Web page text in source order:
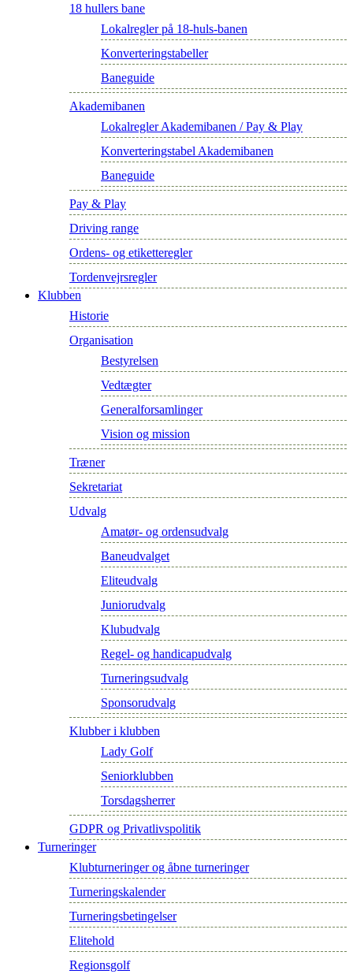
18 hullers bane
Lokalregler på 18-huls-banen
Konverteringstabeller
Baneguide
Akademibanen
Lokalregler Akademibanen / Pay & Play
Konverteringstabel Akademibanen
Baneguide
Pay & Play
Driving range
Ordens- og etiketteregler
Tordenvejrsregler
Klubben
Historie
Organisation
Bestyrelsen
Vedtægter
Generalforsamlinger
Vision og mission
Træner
Sekretariat
Udvalg
Amatør- og ordensudvalg
Baneudvalget
Eliteudvalg
Juniorudvalg
Klubudvalg
Regel- og handicapudvalg
Turneringsudvalg
Sponsorudvalg
Klubber i klubben
Lady Golf
Seniorklubben
Torsdagsherrer
GDPR og Privatlivspolitik
Turneringer
Klubturneringer og åbne turneringer
Turneringskalender
Turneringsbetingelser
Elitehold
Regionsgolf